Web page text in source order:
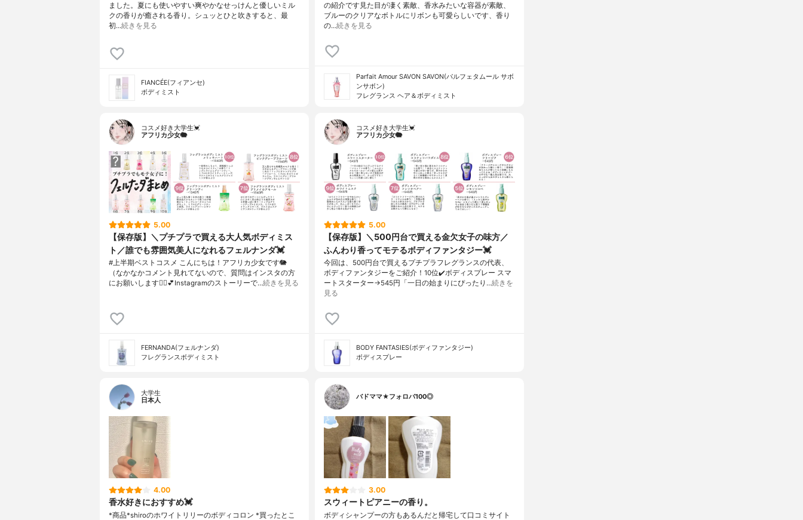
ました。夏にも使いやすい爽やかなせっけんと優しいミル
クの香りが癒される香り。シュッとひと吹きすると、最
初…続きを見る
FIANCÉE(フィアンセ)
ボディミスト
の紹介です見た目が凄く素敵、香水みたいな容器が素敵、
ブルーのクリアなボトルにリボンも可愛らしいです、香り
の…続きを見る
Parfait Amour SAVON SAVON(パルフェタムール サボ
ンサボン)
フレグランス ヘア＆ボディミスト
コスメ好き大学生💓
アフリカ少女🐘
5.00
【保存版】＼プチプラで買える大人気ボディミス
ト／誰でも雰囲気美人になれるフェルナンダ💓
#上半期ベストコスメ こんにちは！アフリカ少女です🐘
（なかなかコメント見れてないので、質問はインスタの方
にお願いします🙇‍♀️💕Instagramのストーリーで…続きを見る
FERNANDA(フェルナンダ)
フレグランスボディミスト
コスメ好き大学生💓
アフリカ少女🐘
5.00
【保存版】＼500円台で買える金欠女子の味方／
ふんわり香ってモテるボディファンタジー💓
今回は、500円台で買えるプチプラフレグランスの代表、
ボディファンタジーをご紹介！10位✔️ボディスプレー スマ
ートスターター→545円「一日の始まりにぴったり…続きを
見る
BODY FANTASIES(ボディファンタジー)
ボディスプレー
大学生
日本人
4.00
香水好きにおすすめ💓
*商品*shiroのホワイトリリーのボディコロン *買ったとこ
バドママ★フォロバ100◎
3.00
スウィートピアニーの香り。
ボディシャンプーの方もあるんだと帰宅して口コミサイト